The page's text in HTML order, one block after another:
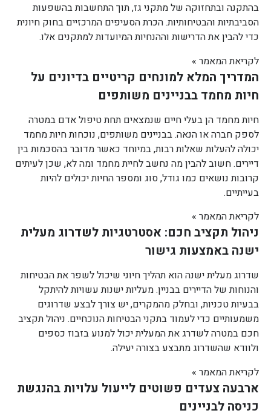
בהתקנה ובתחזוקה של מתקני גז, תוך התחשבות בהשפעות
הסביבתיות והבטיחותיות. הכרת הסעיפים המרכזיים בחוק חיונית
כדי להבין את הדרישות וההנחיות המיועדות למתקנים אלו.
לקריאת המאמר »
המדריך המלא למונחים קריטיים בדיונים על
חיות מחמד בבניינים משותפים
חיות מחמד הן בעלי חיים שנמצאים תחת טיפול אדם במטרה
לספק חברה או הנאה. בבניינים משותפים, נוכחות חיות מחמד
יכולה להעלות שאלות רבות, במיוחד כאשר מדובר בהסכמות בין
דיירים. חשוב להבין מה נחשב לחיית מחמד ומה לא, שכן לעיתים
קרובות נושאים כמו גודל, סוג ומספר החיות יכולים להיות
בעייתיים.
לקריאת המאמר »
ניהול תקציב חכם: אסטרטגיות לשדרוג מעלית
ישנה באמצעות גישור
שדרוג מעלית ישנה הוא תהליך חיוני שיכול לשפר את הבטיחות
והנוחות של הדיירים בבניין. מעליות ישנות עשויות להיתקל
בבעיות טכניות, ובחלק מהמקרים, יש צורך לבצע שדרוגים
משמעותיים כדי לעמוד בתקני הבטיחות הנוכחיים. ניהול תקציב
חכם במטרה לשדרג את המעלית יכול למנוע בזבוז כספים
ולוודא שהשדרוג מתבצע בצורה יעילה.
לקריאת המאמר »
ארבעה צעדים פשוטים לייעול עלויות בהנגשת
כניסה לבניינים